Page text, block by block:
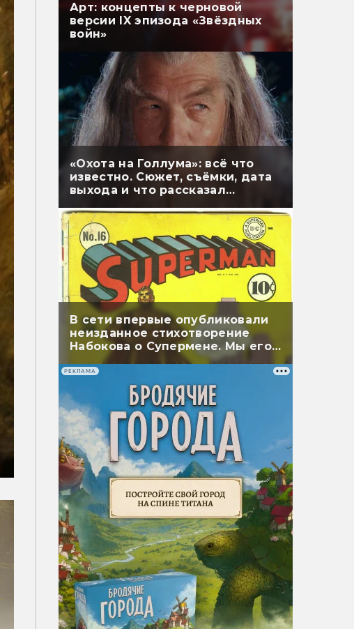
Арт: концепты к черновой
версии IX эпизода «Звёздных
войн»
«Охота на Голлума»: всё что
известно. Сюжет, съёмки, дата
выхода и что рассказал
В сети впервые опубликовали
неизданное стихотворение
Набокова о Супермене. Мы его
перевели
РЕКЛАМА